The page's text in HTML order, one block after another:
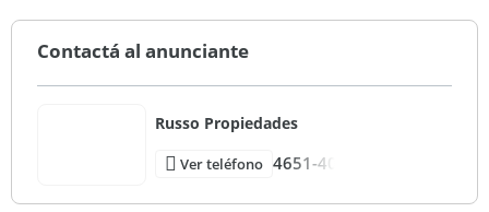
Contactá al anunciante
Russo Propiedades
Ver teléfono 4651-40